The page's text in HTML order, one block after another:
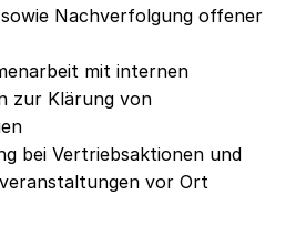
Nachverfolgung offener
mit internen
zur Klärung von
bei Vertriebsaktionen und
vor Ort